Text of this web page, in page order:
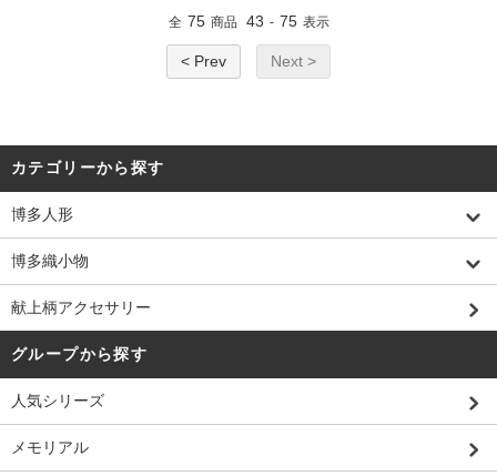
全 75 商品 43 - 75 表示
< Prev Next >
カテゴリーから探す
博多人形
博多織小物
献上柄アクセサリー
グループから探す
人気シリーズ
メモリアル